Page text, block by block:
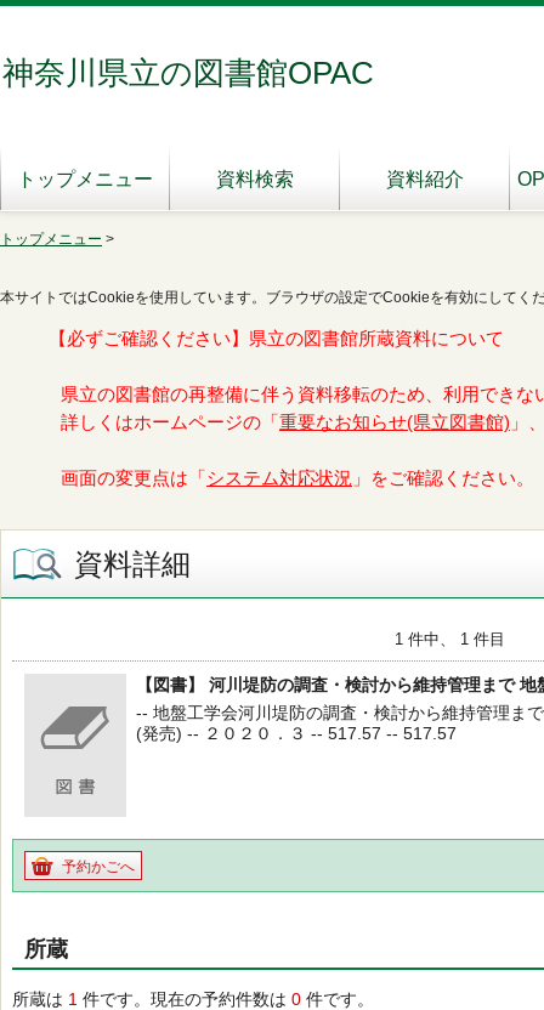
神奈川県立の図書館OPAC
トップメニュー 資料検索 資料紹介
トップメニュー >
本サイトではCookieを使用しています。ブラウザの設定でCookieを有効にしてく
【必ずご確認ください】県立の図書館所蔵資料について
県立の図書館の再整備に伴う資料移転のため、利用できな
詳しくはホームページの「 重要なお知らせ(県立図書館) 」
画面の変更点は「 システム対応状況 」をご確認ください。
資料詳細
1 件中、 1 件目
【図書】 河川堤防の調査・検討から維持管理まで
-- 地盤工学会河川堤防の調査・検討から維持管理ま
(発売) -- ２０２０．３ -- 517.57 -- 517.57
予約かごへ
所蔵
所蔵は 1 件です。現在の予約件数は 0 件です。